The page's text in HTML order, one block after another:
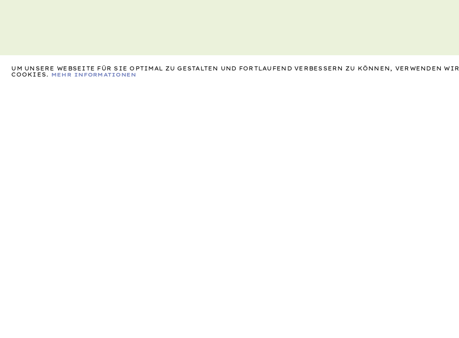
UM UNSERE WEBSEITE FÜR SIE OPTIMAL ZU GESTALTEN UND FORTLAUFEND VERBESSERN ZU KÖNNEN, VERWENDEN WIR
COOKIES. MEHR INFORMATIONEN